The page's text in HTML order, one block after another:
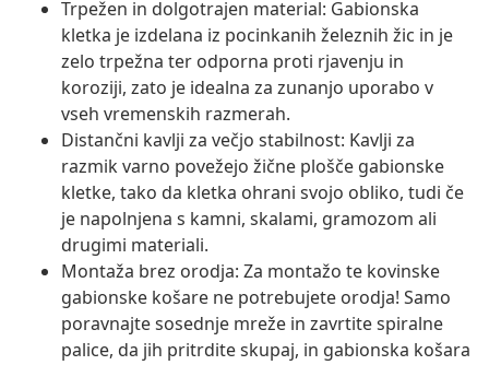
Trpežen in dolgotrajen material: Gabionska
kletka je izdelana iz pocinkanih železnih žic in je
zelo trpežna ter odporna proti rjavenju in
koroziji, zato je idealna za zunanjo uporabo v
vseh vremenskih razmerah.
Distančni kavlji za večjo stabilnost: Kavlji za
razmik varno povežejo žične plošče gabionske
kletke, tako da kletka ohrani svojo obliko, tudi če
je napolnjena s kamni, skalami, gramozom ali
drugimi materiali.
Montaža brez orodja: Za montažo te kovinske
gabionske košare ne potrebujete orodja! Samo
poravnajte sosednje mreže in zavrtite spiralne
palice, da jih pritrdite skupaj, in gabionska košara